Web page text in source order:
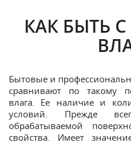
КАК БЫТЬ
Бытовые и
сравнивают по такому
влага. Ее наличие и
условий. Прежде
обрабатываемой
свойства. Имеет